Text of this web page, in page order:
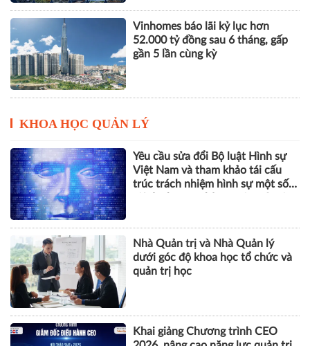
KHOA HỌC QUẢN LÝ
Yêu cầu sửa đổi Bộ luật Hình sự
nhân tạo
Nhà Quản trị và Nhà Quản lý
dưới góc độ khoa học tổ chức và
quản trị học
Khai giảng Chương trình CEO
2026, nâng cao năng lực quản trị
cho doanh nghiệp nhỏ và vừa
ESG, số hóa và năng lực chống
chịu tạo động lực mới cho doanh